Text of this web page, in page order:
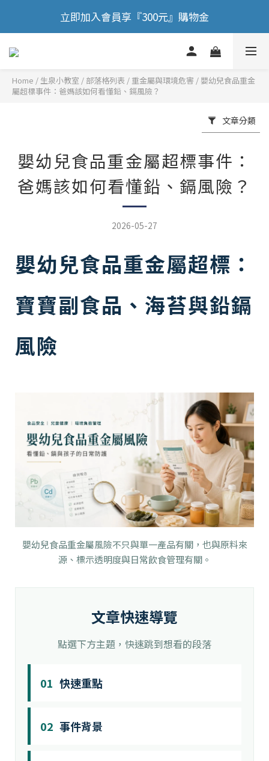
🎉 歡慶88節，滿額送膠原蛋白正貨！！
立即加入會員享『300元』購物金
🎉 歡慶88節，滿額送膠原蛋白正貨！！
Home / 部落格列表 / 重金屬與環境危害 / 嬰幼兒食品重金
屬超標事件：爸媽該如何看懂鉛、鎘風險？
文章分類
嬰幼兒食品重金屬超標事件：
爸媽該如何看懂鉛、鎘風險？
2026-05-27
嬰幼兒食品重金屬超標：
寶寶副食品、海苔與鉛鎘
風險
嬰幼兒食品重金屬風險不只與單一產品有關，也與原料來
源、標示透明度與日常飲食管理有關。
文章快速導覽
點選下方主題，快速跳到想看的段落
01 快速重點
02 事件背景